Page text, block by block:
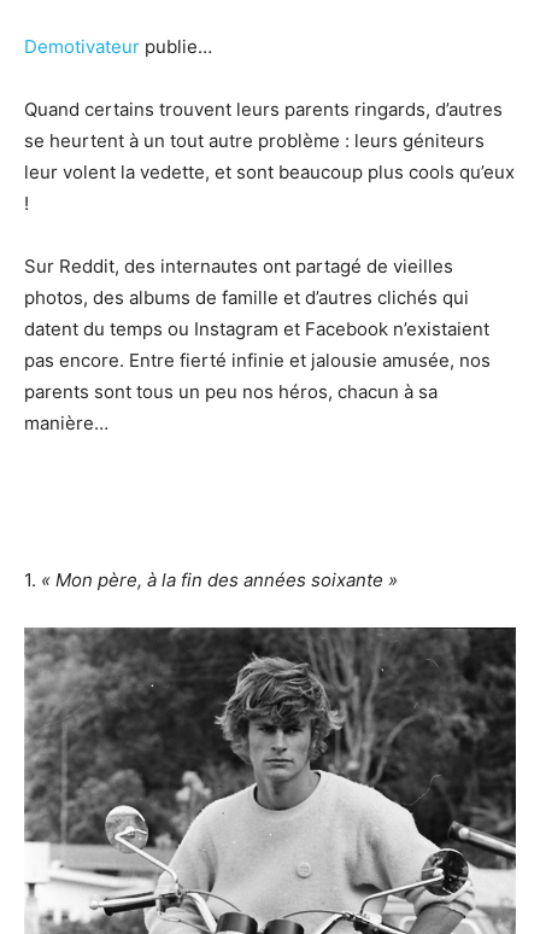
Demotivateur publie…
Quand certains trouvent leurs parents ringards, d’autres
se heurtent à un tout autre problème : leurs géniteurs
leur volent la vedette, et sont beaucoup plus cools qu’eux
!
Sur Reddit, des internautes ont partagé de vieilles
photos, des albums de famille et d’autres clichés qui
datent du temps ou Instagram et Facebook n’existaient
pas encore. Entre fierté infinie et jalousie amusée, nos
parents sont tous un peu nos héros, chacun à sa
manière…
1. « Mon père, à la fin des années soixante »